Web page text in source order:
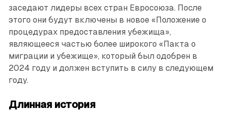
заседают лидеры всех стран Евросоюза. После
этого они будут включены в новое «Положение о
процедурах предоставления убежища»,
являющееся частью более широкого «Пакта о
миграции и убежище», который был одобрен в
2024 году и должен вступить в силу в следующем
году.
Длинная история